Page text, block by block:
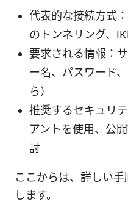
代表的な接続方式
のトンネリング、
要求される情報：
ー名、パスワード
ら）
推奨するセキュリ
アントを使用、公
討
ここからは、詳しい
します。